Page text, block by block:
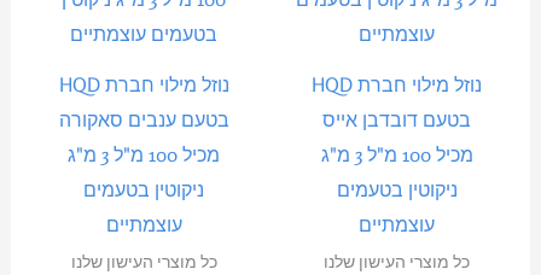
נוזל מילוי חברת HQD
בטעם דובדבן אייס
מכיל 100 מ"ל 3 מ"ג
ניקוטין בטעמים
עוצמתיים
כל מוצרי העישון שלנו
נוזל מילוי חברת HQD
בטעם ענבים סאקורה
מכיל 100 מ"ל 3 מ"ג
ניקוטין בטעמים
עוצמתיים
כל מוצרי העישון שלנו